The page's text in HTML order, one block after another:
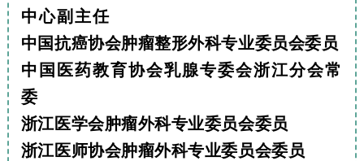
中心副主任
中国抗癌协会肿瘤整形外科专业委员会委员
中国医药教育协会乳腺专委会浙江分会常
委
浙江医学会肿瘤外科专业委员会委员
浙江医师协会肿瘤外科专业委员会委员